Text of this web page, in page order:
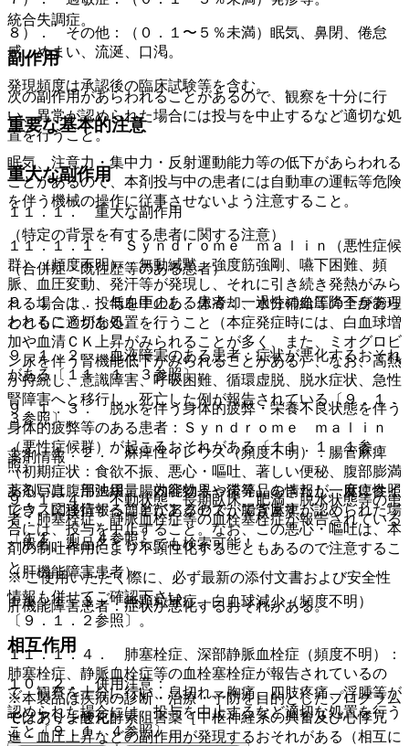
８）． その他：（０．１〜５％未満）眠気、鼻閉、倦怠
感、めまい、流涎、口渇。
発現頻度は承認後の臨床試験等を含む。
重要な基本的注意
眠気、注意力・集中力・反射運動能力等の低下があらわれる
ことがあるので、本剤投与中の患者には自動車の運転等危険
を伴う機械の操作に従事させないよう注意すること。
（特定の背景を有する患者に関する注意）
（合併症・既往歴等のある患者）
９．１．１． 低血圧のある患者：一過性の血圧降下があら
われることがある。
９．１．２． 血液障害のある患者：症状が悪化するおそれ
がある〔１１．１．３参照〕。
９．１．３． 脱水を伴う身体的疲弊・栄養不良状態を伴う
身体的疲弊等のある患者：Ｓｙｎｄｒｏｍｅ ｍａｌｉｎ
（悪性症候群）が起こるおそれがある〔１１．１．１参
照〕。
９．１．４． 不動状態、長期臥床、肥満、脱水状態等の患
者：肺塞栓症、静脈血栓症等の血栓塞栓症が報告されている
〔１１．１．４参照〕。
（肝機能障害患者）
肝機能障害患者：症状が悪化するおそれがある。
相互作用
１０．２． 併用注意：
モノアミン酸化酵素阻害薬［中枢神経系の興奮及び心悸亢
進・血圧上昇などの副作用が発現するおそれがある（相互に
統合失調症。
副作用
次の副作用があらわれることがあるので、観察を十分に行
い、異常が認められた場合には投与を中止するなど適切な処
置を行うこと。
重大な副作用
１１．１． 重大な副作用
１１．１．１． Ｓｙｎｄｒｏｍｅ ｍａｌｉｎ（悪性症候
群）（頻度不明）：無動緘黙、強度筋強剛、嚥下困難、頻
脈、血圧変動、発汗等が発現し、それに引き続き発熱がみら
れる場合は、投与を中止し、体冷却、水分補給等の全身管理
とともに適切な処置を行うこと（本症発症時には、白血球増
加や血清ＣＫ上昇がみられることが多く、また、ミオグロビ
ン尿を伴う腎機能低下がみられることがある）、なお、高熱
が持続し、意識障害、呼吸困難、循環虚脱、脱水症状、急性
腎障害へと移行し、死亡した例が報告されている〔９．１．
３参照〕。
１１．１．２． 麻痺性イレウス（頻度不明）：腸管麻痺
（初期症状：食欲不振、悪心・嘔吐、著しい便秘、腹部膨満
あるいは腹部弛緩、腸内容物うっ滞等）をきたし、麻痺性イ
レウスに移行することがあるので、腸管麻痺が認められた場
合には、投与を中止すること。なお、この悪心・嘔吐は、本
剤の制吐作用により不顕性化することもあるので注意するこ
と。
１１．１．３． 無顆粒球症、白血球減少（頻度不明）
〔９．１．２参照〕。
１１．１．４． 肺塞栓症、深部静脈血栓症（頻度不明）：
肺塞栓症、静脈血栓症等の血栓塞栓症が報告されているの
で、観察を十分に行い、息切れ、胸痛、四肢疼痛、浮腫等が
認められた場合には、投与を中止するなど適切な処置を行う
こと〔９．１．４参照〕。
薬剤情報
薬剤写真、用法用量、効能効果や後発品の情報が一度に参照
でき、関連情報へ簡単にアクセスができます。
一般名、製品名どちらでも検索可能！
※ ご使用いただく際に、必ず最新の添付文書および安全性
情報も併せてご確認下さい。
※本製品は疾病の診断・治療・予防を目的としたプログラム
ではありません。